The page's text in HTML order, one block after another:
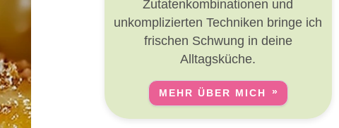
Zutatenkombinationen und
unkomplizierten Techniken bringe ich
frischen Schwung in deine
Alltagsküche.
MEHR ÜBER MICH